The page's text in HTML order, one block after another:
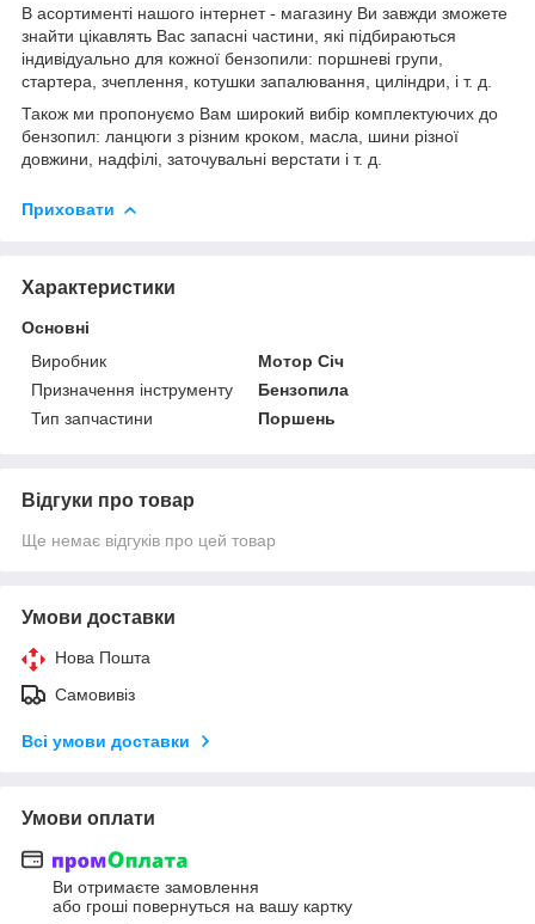
В асортименті нашого інтернет - магазину Ви завжди зможете
знайти цікавлять Вас запасні частини, які підбираються
індивідуально для кожної бензопили: поршневі групи,
стартера, зчеплення, котушки запалювання, циліндри, і т. д.
Також ми пропонуємо Вам широкий вибір комплектуючих до
бензопил: ланцюги з різним кроком, масла, шини різної
довжини, надфілі, заточувальні верстати і т. д.
Приховати
Характеристики
Основні
Виробник
Мотор Січ
Призначення інструменту
Бензопила
Тип запчастини
Поршень
Відгуки про товар
Ще немає відгуків про цей товар
Умови доставки
Нова Пошта
Самовивіз
Всі умови доставки
Умови оплати
Ви отримаєте замовлення
або гроші повернуться на вашу картку